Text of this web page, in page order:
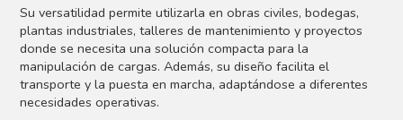
Su versatilidad permite utilizarla en obras civiles, bodegas,
plantas industriales, talleres de mantenimiento y proyectos
donde se necesita una solución compacta para la
manipulación de cargas. Además, su diseño facilita el
transporte y la puesta en marcha, adaptándose a diferentes
necesidades operativas.